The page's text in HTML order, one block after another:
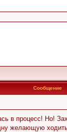
Сообщение
в процесс! Но!
желающую